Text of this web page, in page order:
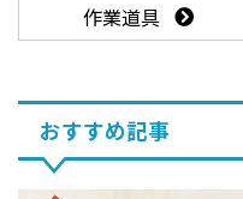
作業道具
おすすめ記事